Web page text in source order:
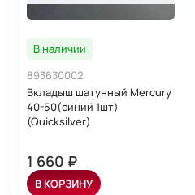
В наличии
893630002
Вкладыш шатунный Mercury
40-50(синий 1шт)
(Quicksilver)
1 660 ₽
В КОРЗИНУ